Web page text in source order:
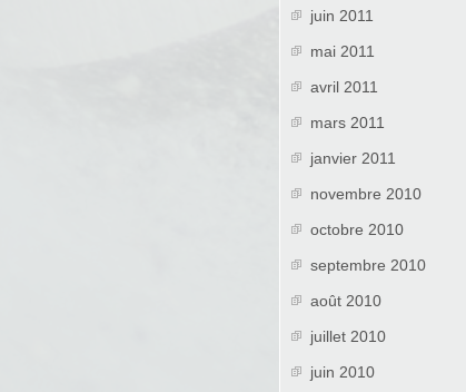
juin 2011
mai 2011
avril 2011
mars 2011
janvier 2011
novembre 2010
octobre 2010
septembre 2010
août 2010
juillet 2010
juin 2010